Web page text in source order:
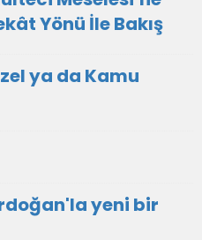
Yönü İle Bakış
ya da Kamu
yeni bir